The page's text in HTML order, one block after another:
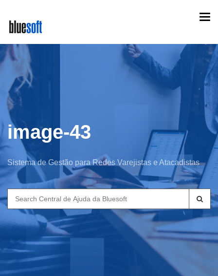
main
content
image-43
Sistema de Gestão para Redes Varejistas e Atacadistas
Search
for: